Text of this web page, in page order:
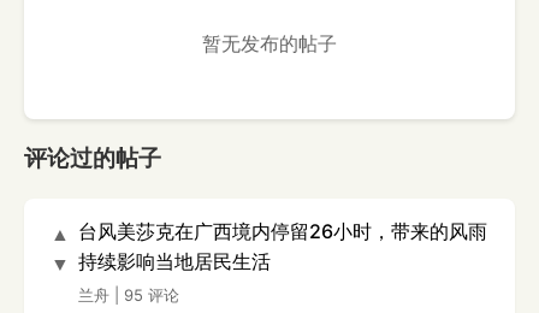
暂无发布的帖子
评论过的帖子
▲
▼
台风美莎克在广西境内停留26小时，带来的风雨
持续影响当地居民生活
兰舟 95 评论